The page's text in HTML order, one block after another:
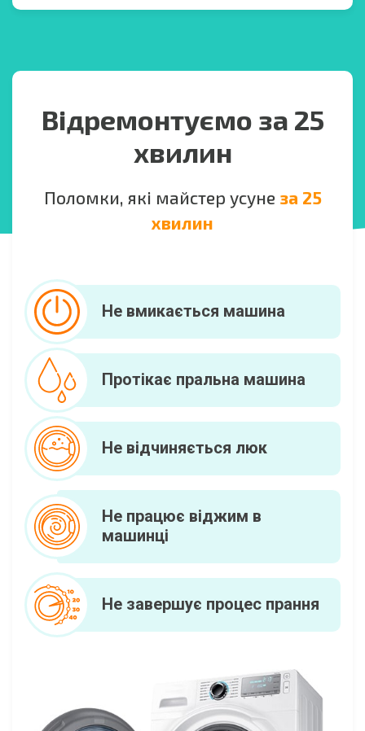
Відремонтуємо за 25
хвилин
Поломки, які майстер усуне за 25
хвилин
Не вмикається машина
Протікає пральна машина
Не відчиняється люк
Не працює віджим в
машинці
Не завершує процес прання